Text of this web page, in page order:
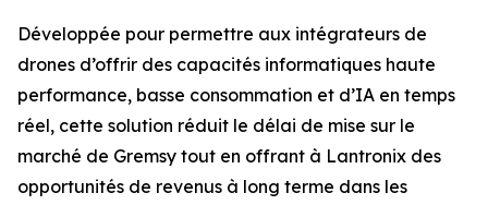
Développée pour permettre aux intégrateurs de
drones d’offrir des capacités informatiques haute
performance, basse consommation et d’IA en temps
réel, cette solution réduit le délai de mise sur le
marché de Gremsy tout en offrant à Lantronix des
opportunités de revenus à long terme dans les